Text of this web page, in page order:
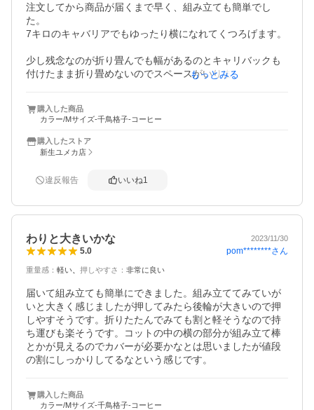
注文してから商品が届くまで早く、組み立ても簡単でし
た。
7キロのキャバリアでもゆったり横になれてくつろげます。
少し残念なのが折り畳んでも幅があるのとキャリバックも
付けたまま折り畳めないのでスペースがいります。カート
でも、見た目も可愛いくイメージ通りだったので早くお出
掛けしたいです。
もっとみる
購入した商品
カラー/Mサイズ-千鳥格子-コーヒー
購入したストア
新生ユメカ店
違反報告 いいね1
わりと大きいかな 2023/11/30
5.0 pom********さん
重量感 ： 軽い 押しやすさ ： 非常に良い
届いて組み立ても簡単にできました。組み立ててみていが
いと大きく感じましたが押してみたら後輪が大きいので押
しやすそうです。折りたたんでみても割と軽そうなので持
ち運びも楽そうです。コットの中の横の部分が組み立て棒
とかが見えるのでカバーが必要かなとは思いましたが値段
の割にしっかりしてるなという感じです。
購入した商品
カラー/Mサイズ-千鳥格子-コーヒー